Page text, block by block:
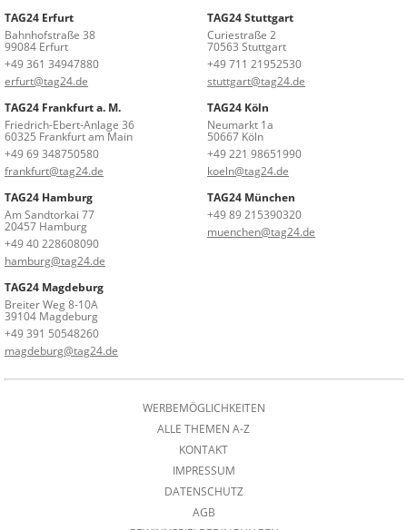
TAG24 Erfurt
Bahnhofstraße 38
99084 Erfurt
+49 361 34947880
erfurt@tag24.de
TAG24 Stuttgart
Curiestraße 2
70563 Stuttgart
+49 711 21952530
stuttgart@tag24.de
TAG24 Frankfurt a. M.
Friedrich-Ebert-Anlage 36
60325 Frankfurt am Main
+49 69 348750580
frankfurt@tag24.de
TAG24 Köln
Neumarkt 1a
50667 Köln
+49 221 98651990
koeln@tag24.de
TAG24 Hamburg
Am Sandtorkai 77
20457 Hamburg
+49 40 228608090
hamburg@tag24.de
TAG24 München
+49 89 215390320
muenchen@tag24.de
TAG24 Magdeburg
Breiter Weg 8-10A
39104 Magdeburg
+49 391 50548260
magdeburg@tag24.de
WERBEMÖGLICHKEITEN
ALLE THEMEN A-Z
KONTAKT
IMPRESSUM
DATENSCHUTZ
AGB